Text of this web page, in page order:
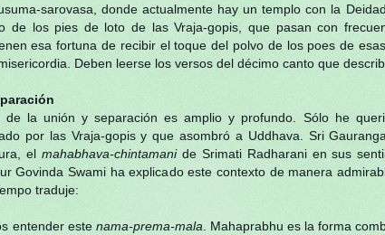
sarovasa, donde actualmente hay un templo con la
de los pies de loto de las Vraja-gopis, que pasan con
esa fortuna de recibir el toque del polvo de los poes de esas
Deben leerse los versos del décimo canto que
la unión y separación es amplio y profundo. Sólo he
por las Vraja-gopis y que asombró a Uddhava. Sri
el mahabhava-chintamanide Srimati Radharani en sus
Govinda Swami ha explicado este contexto de manera
traduje:
entender este nama-prema-mala . Mahaprabhu es la forma